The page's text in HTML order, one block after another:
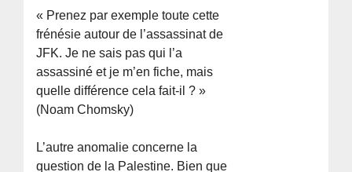
« Prenez par exemple toute cette
frénésie autour de l’assassinat de
JFK. Je ne sais pas qui l’a
assassiné et je m’en fiche, mais
quelle différence cela fait-il ? »
(Noam Chomsky)
L’autre anomalie concerne la
question de la Palestine. Bien que